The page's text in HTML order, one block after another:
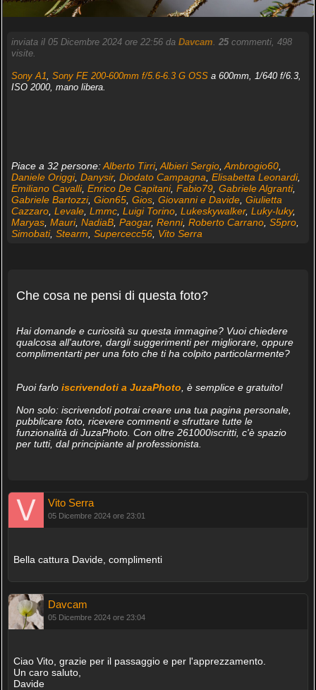
inviata il 05 Dicembre 2024 ore 22:56 da Davcam. 25commenti, 498
visite.
Sony A1, Sony FE 200-600mm f/5.6-6.3 G OSSa 600mm, 1/640 f/6.3,
ISO 2000, mano libera.
Piace a 32 persone:Alberto Tirri, Albieri Sergio, Ambrogio60,
Daniele Origgi, Danysir, Diodato Campagna Elisabetta Leonardi,
Emiliano Cavalli, Enrico De Capitani, Fabio79, Gabriele Algranti,
Gabriele Bartozzi, Gion65, Gios, Giovanni e Davide, Giulietta
Cazzaro, Levale, Lmmc, Luigi Torino, Lukeskywalker, Luky-luky,
Maryas, Mauri, NadiaB, Paogar, Renni, Roberto Carrano, S5pro,
Simobati, Stearm Supercecc56, Vito Serra
Che cosa ne pensi di questa foto?
Hai domande e curiosità su questa immagine? Vuoi chiedere
qualcosa all'autore, dargli suggerimenti per migliorare, oppure
complimentarti per una foto che ti ha colpito particolarmente?
Puoi farlo iscrivendoti a JuzaPhoto , è semplice e gratuito!
Non solo: iscrivendoti potrai creare una tua pagina personale,
pubblicare foto, ricevere commenti e sfruttare tutte le
funzionalità di JuzaPhoto. Con oltre 261000iscritti, c'è spazio
per tutti, dal principiante al professionista.
Vito Serra
05 Dicembre 2024 ore 23:01
Bella cattura Davide, complimenti
Davcam
05 Dicembre 2024 ore 23:04
Ciao Vito, grazie per il passaggio e per l'apprezzamento.
Un caro saluto,
Davide